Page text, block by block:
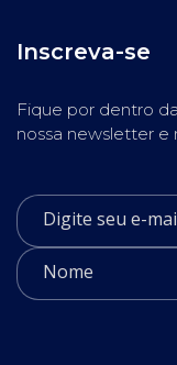
Inscreva-se
Fique por dentro
nossa newsletter e